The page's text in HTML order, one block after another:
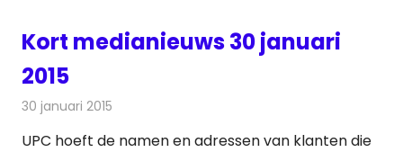
Kort medianieuws 30 januari
2015
30 januari 2015
UPC hoeft de namen en adressen van klanten die